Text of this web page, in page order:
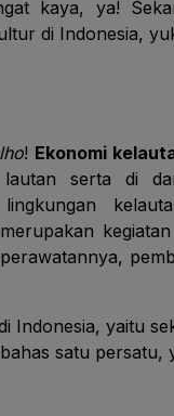
kaya, ya!
di Indonesia,
lho! Ekonomi
serta di
kegiatan
Indonesia, yaitu
satu persatu,